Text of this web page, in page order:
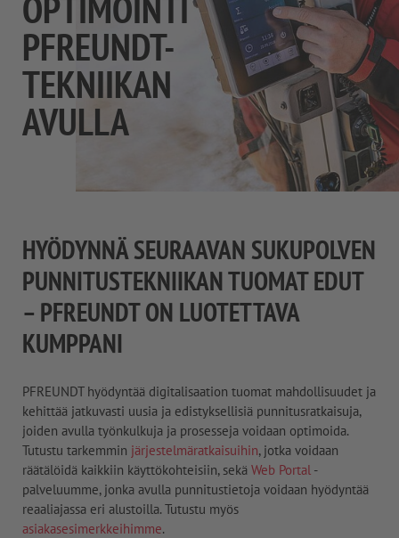
PFREUNDT-
TEKNIIKAN
AVULLA
HYÖDYNNÄ SEURAAVAN SUKUPOLVEN
PUNNITUSTEKNIIKAN TUOMAT EDUT
– PFREUNDT ON LUOTETTAVA
KUMPPANI
PFREUNDT hyödyntää digitalisaation tuomat mahdollisuudet ja
kehittää jatkuvasti uusia ja edistyksellisiä punnitusratkaisuja,
joiden avulla työnkulkuja ja prosesseja voidaan optimoida.
Tutustu tarkemmin järjestelmäratkaisuihin, jotka voidaan
räätälöidä kaikkiin käyttökohteisiin, sekä Web Portal -
palveluumme, jonka avulla punnitustietoja voidaan hyödyntää
reaaliajassa eri alustoilla. Tutustu myös
asiakasesimerkkeihimme.